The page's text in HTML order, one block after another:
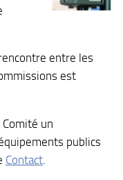
entre les
est
un
publics
Contact.